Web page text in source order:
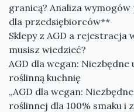
granicą? Analiza
dla przedsiębiorców**
Sklepy z AGD a rejestracja
musisz wiedzieć?
AGD dla wegan:
roślinną kuchnię
„AGD dla wegan:
roślinnej dla 100% smaku i